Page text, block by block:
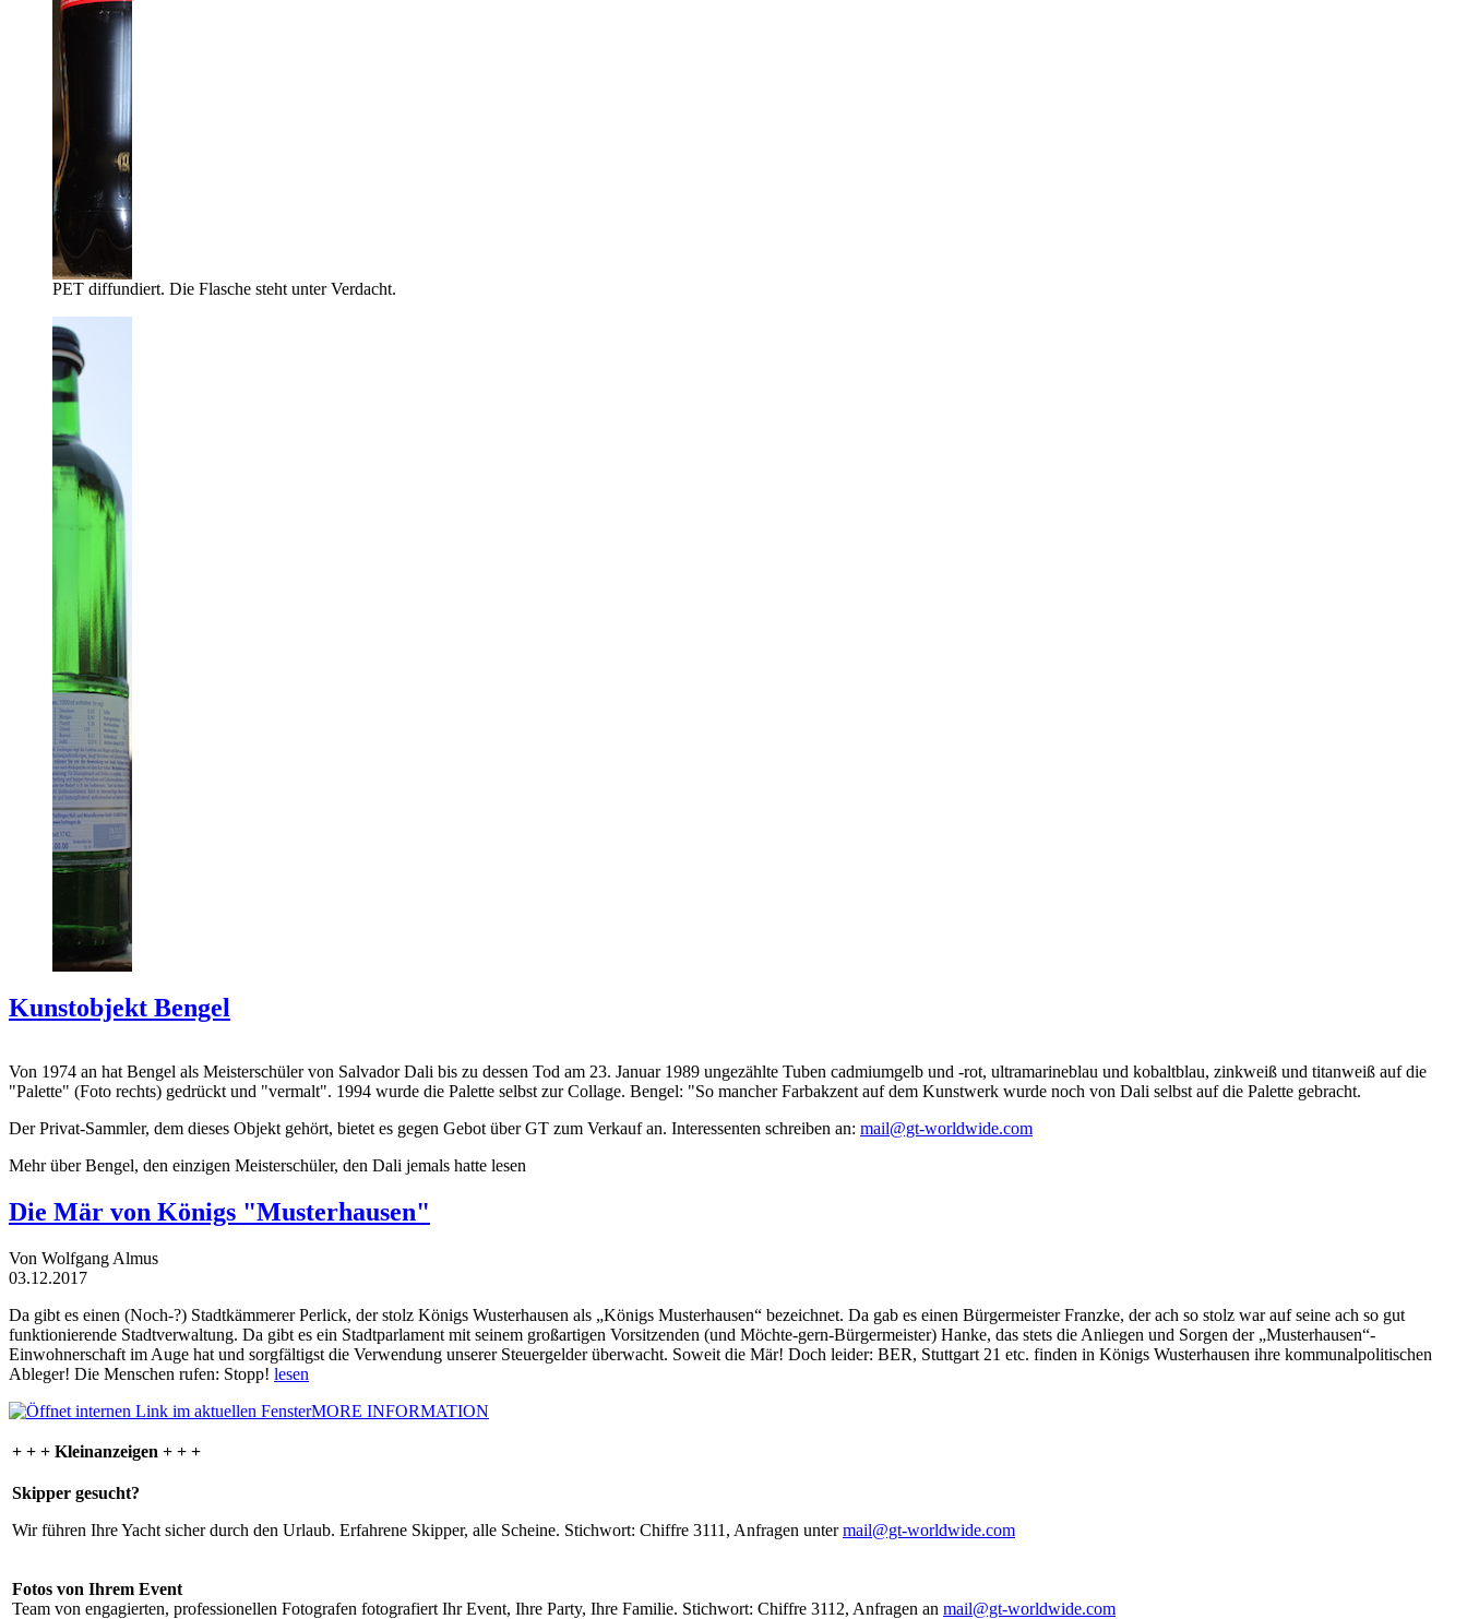
PET diffundiert. Die Flasche steht unter Verdacht.
Kunstobjekt Bengel
Von 1974 an hat Bengel als Meisterschüler von Salvador Dali bis zu dessen Tod am 23. Januar 1989 ungezählte Tuben cadmiumgelb und -rot, ultramarineblau und kobaltblau, zinkweiß und titanweiß auf die
"Palette" (Foto rechts) gedrückt und "vermalt". 1994 wurde die Palette selbst zur Collage. Bengel: "So mancher Farbakzent auf dem Kunstwerk wurde noch von Dali selbst auf die Palette gebracht.
Der Privat-Sammler, dem dieses Objekt gehört, bietet es gegen Gebot über GT zum Verkauf an. Interessenten schreiben an: mail@gt-worldwide.com
Mehr über Bengel, den einzigen Meisterschüler, den Dali jemals hatte lesen
Die Mär von Königs "Musterhausen"
Von Wolfgang Almus
03.12.2017
Da gibt es einen (Noch-?) Stadtkämmerer Perlick, der stolz Königs Wusterhausen als „Königs Musterhausen“ bezeichnet. Da gab es einen Bürgermeister Franzke, der ach so stolz war auf seine ach so gut
funktionierende Stadtverwaltung. Da gibt es ein Stadtparlament mit seinem großartigen Vorsitzenden (und Möchte-gern-Bürgermeister) Hanke, das stets die Anliegen und Sorgen der „Musterhausen“-
Einwohnerschaft im Auge hat und sorgfältigst die Verwendung unserer Steuergelder überwacht. Soweit die Mär! Doch leider: BER, Stuttgart 21 etc. finden in Königs Wusterhausen ihre kommunalpolitischen
Ableger! Die Menschen rufen: Stopp! lesen
MORE INFORMATION
+ + + Kleinanzeigen + + +
Skipper gesucht?
Wir führen Ihre Yacht sicher durch den Urlaub. Erfahrene Skipper, alle Scheine. Stichwort: Chiffre 3111, Anfragen untermail@gt-worldwide.com
Fotos von Ihrem Event
Team von engagierten, professionellen Fotografen fotografiert Ihr Event, Ihre Party, Ihre Familie. Stichwort: Chiffre 3112, Anfragen an mail@gt-worldwide.com